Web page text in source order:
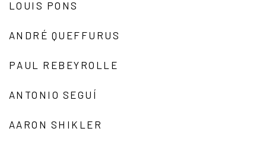
LOUIS PONS
ANDRÉ QUEFFURUS
PAUL REBEYROLLE
ANTONIO SEGUÍ
AARON SHIKLER